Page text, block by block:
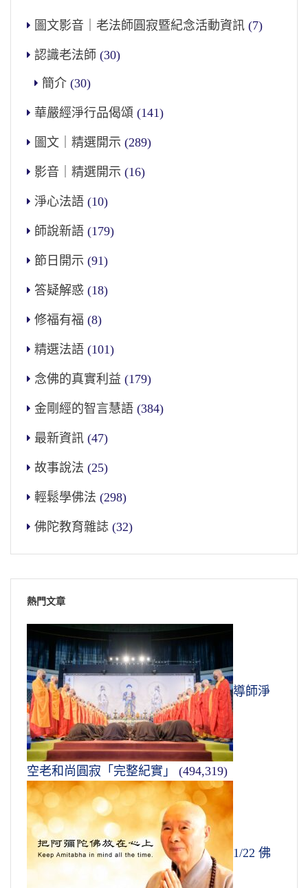
圖文影音｜老法師圓寂暨紀念活動資訊 (7)
認識老法師 (30)
簡介 (30)
華嚴經淨行品偈頌 (141)
圖文｜精選開示 (289)
影音｜精選開示 (16)
淨心法語 (10)
師說新語 (179)
節日開示 (91)
答疑解惑 (18)
修福有福 (8)
精選法語 (101)
念佛的真實利益 (179)
金剛經的智言慧語 (384)
最新資訊 (47)
故事說法 (25)
輕鬆學佛法 (298)
佛陀教育雜誌 (32)
熱門文章
導師淨
空老和尚圓寂「完整紀實」 (494,319)
1/22 佛